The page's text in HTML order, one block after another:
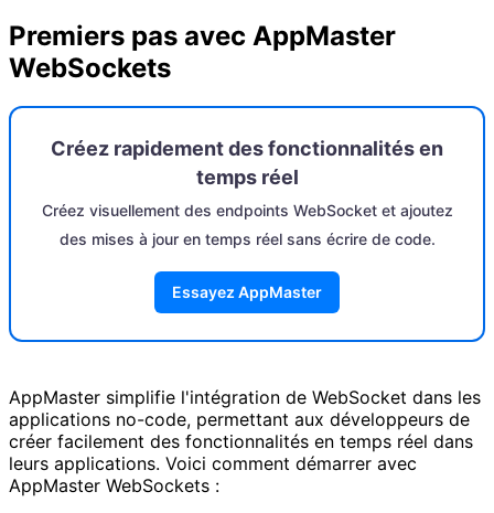
Premiers pas avec AppMaster
WebSockets
Créez rapidement des fonctionnalités en
temps réel
Créez visuellement des endpoints WebSocket et ajoutez
des mises à jour en temps réel sans écrire de code.
Essayez AppMaster
AppMaster simplifie l'intégration de WebSocket dans les
applications no-code, permettant aux développeurs de
créer facilement des fonctionnalités en temps réel dans
leurs applications. Voici comment démarrer avec
AppMaster WebSockets :